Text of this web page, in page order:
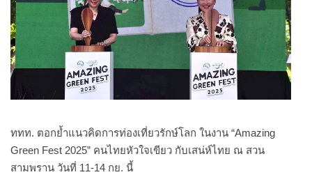
ททท. ตอกย้ำแนวคิดการท่องเที่ยวรักษ์โลก ในงาน “Amazing
Green Fest 2025” คนไทยหัวใจเขียว กับเสน่ห์ไทย ณ สวน
สามพราน วันที่ 11-14 กย. นี้